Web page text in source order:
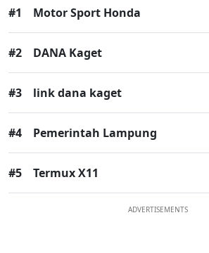
#1 Motor Sport Honda
#2 DANA Kaget
#3 link dana kaget
#4 Pemerintah Lampung
#5 Termux X11
ADVERTISEMENTS